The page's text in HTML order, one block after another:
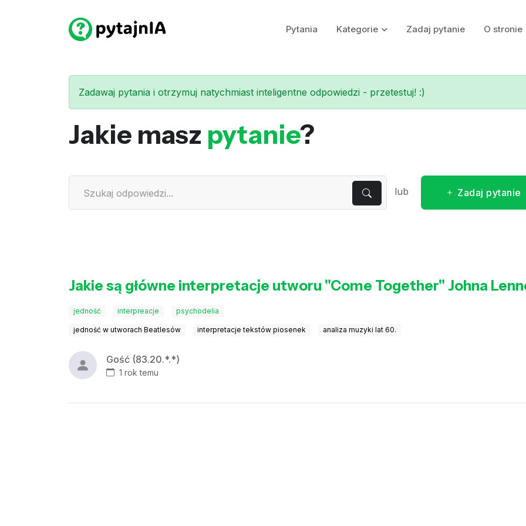
Pytania Kategorie Zadaj pytanie O stronie
Zadawaj pytania i otrzymuj natychmiast inteligentne odpowiedzi - przetestuj! :)
Jakie masz pytanie?
lub Zadaj pytanie
Jakie są główne interpretacje utworu "Come Together" Johna
jedność interpreacje psychodelia
jedność w utworach Beatlesów interpretacje tekstów piosenek analiza muzyki lat 60.
Gość (83.20.*.*)
1 rok temu